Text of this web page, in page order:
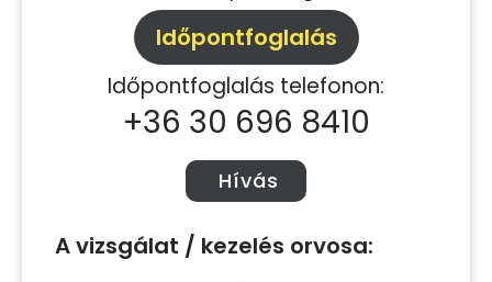
Időpontfoglalás
Időpontfoglalás telefonon:
+36 30 696 8410
Hívás
A vizsgálat / kezelés orvosa: